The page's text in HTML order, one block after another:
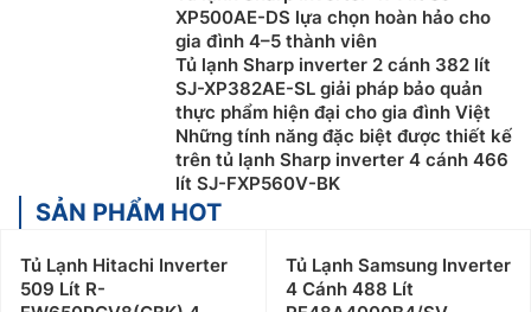
XP500AE-DS lựa chọn hoàn hảo cho
gia đình 4–5 thành viên
Tủ lạnh Sharp inverter 2 cánh 382 lít
SJ-XP382AE-SL giải pháp bảo quản
thực phẩm hiện đại cho gia đình Việt
Những tính năng đặc biệt được thiết kế
trên tủ lạnh Sharp inverter 4 cánh 466
lít SJ-FXP560V-BK
SẢN PHẨM HOT
Tủ Lạnh Hitachi Inverter
509 Lít R-
Tủ Lạnh Samsung Inverter
4 Cánh 488 Lít